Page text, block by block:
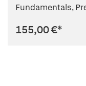
Fundamentals,
155,00 €*